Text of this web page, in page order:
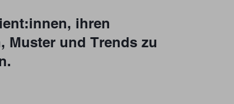
ihren
Muster und Trends zu